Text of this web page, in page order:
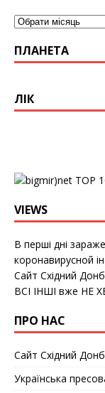
ПЛАНЕТА
ЛІК
VIEWS
В перші дні
коронавирусной
Сайт Східний
ВСІ ІНШІ вже НЕ
ПРО НАС
Сайт Східний
Українська